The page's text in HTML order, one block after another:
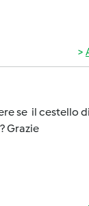
se il cestello
Grazie